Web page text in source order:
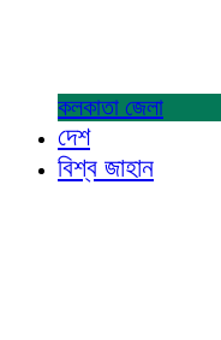
কলকাতা জেলা
দেশ
বিশ্ব জাহান